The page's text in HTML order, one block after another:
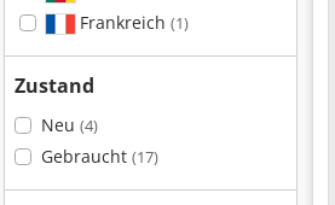
Frankreich (1)
Zustand
Neu (4)
Gebraucht (17)